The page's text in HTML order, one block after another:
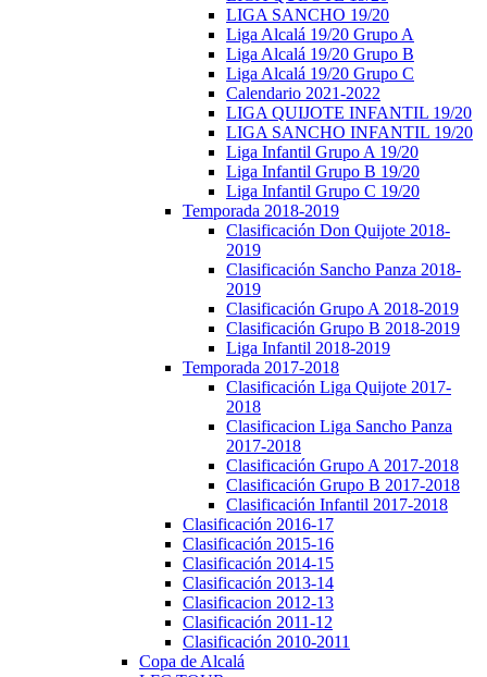
LIGA SANCHO 19/20
Liga Alcalá 19/20 Grupo A
Liga Alcalá 19/20 Grupo B
Liga Alcalá 19/20 Grupo C
Calendario 2021-2022
LIGA QUIJOTE INFANTIL 19/20
LIGA SANCHO INFANTIL 19/20
Liga Infantil Grupo A 19/20
Liga Infantil Grupo B 19/20
Liga Infantil Grupo C 19/20
Temporada 2018-2019
Clasificación Don Quijote 2018-
2019
Clasificación Sancho Panza 2018-
2019
Clasificación Grupo A 2018-2019
Clasificación Grupo B 2018-2019
Liga Infantil 2018-2019
Temporada 2017-2018
Clasificación Liga Quijote 2017-
2018
Clasificacion Liga Sancho Panza
2017-2018
Clasificación Grupo A 2017-2018
Clasificación Grupo B 2017-2018
Clasificación Infantil 2017-2018
Clasificación 2016-17
Clasificación 2015-16
Clasificación 2014-15
Clasificación 2013-14
Clasificacion 2012-13
Clasificación 2011-12
Clasificación 2010-2011
Copa de Alcalá